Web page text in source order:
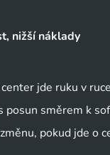
nižší náklady
jde ruku v
směrem k
pokud jde